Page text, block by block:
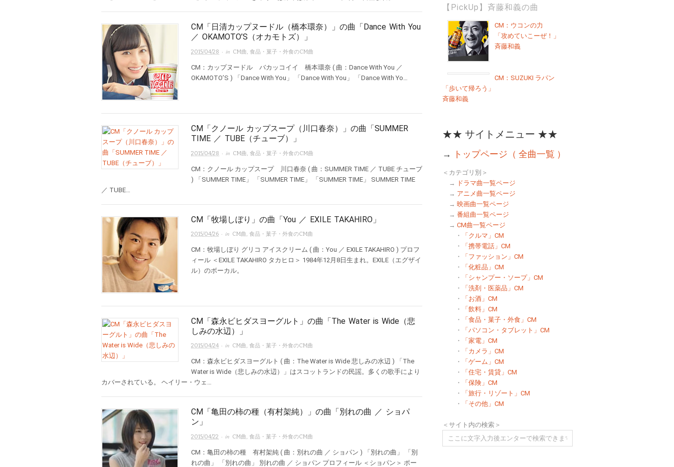
CM「日清カップヌードル（橋本環奈）」の曲「Dance With You
／ OKAMOTO’S（オカモトズ）」
2015/04/28 · in CM曲, 食品・菓子・外食のCM曲
CM：カップヌードル バカッコイイ 橋本環奈 ( 曲：Dance With You ／
OKAMOTO’S ) 「Dance With You」 「Dance With You」 「Dance With Yo…
CM「クノール カップスープ（川口春奈）」の曲「SUMMER
TIME ／ TUBE（チューブ）」
2015/04/28 · in CM曲, 食品・菓子・外食のCM曲
CM：クノール カップスープ 川口春奈 ( 曲：SUMMER TIME ／ TUBE チューブ
) 「SUMMER TIME」 「SUMMER TIME」 「SUMMER TIME」 SUMMER TIME
／ TUBE…
CM「牧場しぼり」の曲「You ／ EXILE TAKAHIRO」
2015/04/26 · in CM曲, 食品・菓子・外食のCM曲
CM：牧場しぼり グリコ アイスクリーム ( 曲：You ／ EXILE TAKAHIRO ) プロフ
ィール ＜EXILE TAKAHIRO タカヒロ＞ 1984年12月8日生まれ。EXILE（エグザイ
ル）のボーカル。
CM「森永ビヒダスヨーグルト」の曲「The Water is Wide（悲
しみの水辺）」
2015/04/24 · in CM曲, 食品・菓子・外食のCM曲
CM：森永ビヒダスヨーグルト ( 曲：The Water is Wide 悲しみの水辺 ) 「The
Water is Wide（悲しみの水辺）」はスコットランドの民謡。多くの歌手により
カバーされている。 ヘイリー・ウェ…
CM「亀田の柿の種（有村架純）」の曲「別れの曲 ／ ショパ
ン」
2015/04/22 · in CM曲, 食品・菓子・外食のCM曲
CM：亀田の柿の種 有村架純 ( 曲：別れの曲 ／ ショパン ) 「別れの曲」 「別
れの曲」 「別れの曲」 別れの曲 ／ ショパン プロフィール ＜ショパン＞ ポー
【PickUp】斉藤和義の曲
CM：ウコンの力
「攻めていこーぜ！」
斉藤和義
CM：SUZUKI ラパン
「歩いて帰ろう」
斉藤和義
★★ サイトメニュー ★★
→ トップページ（ 全曲一覧 ）
＜カテゴリ別＞
→
ドラマ曲一覧ページ
→ アニメ曲一覧ページ
→ 映画曲一覧ページ
→ 番組曲一覧ページ
→ CM曲一覧ページ
・
「クルマ」CM
・
「携帯電話」CM
・
「ファッション」CM
・
「化粧品」CM
・
「シャンプー・ソープ」CM
・
「洗剤・医薬品」CM
・
「お酒」CM
・
「飲料」CM
・
「食品・菓子・外食」CM
・
「パソコン・タブレット」CM
・
「家電」CM
・
「カメラ」CM
・
「ゲーム」CM
・
「住宅・賃貸」CM
・
「保険」CM
・
「旅行・リゾート」CM
・
「その他」CM
＜サイト内の検索＞